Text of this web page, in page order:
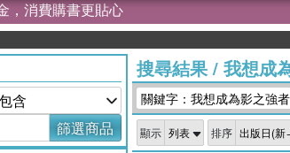
，消費購書更貼心
篩選商品
搜尋結果/ 我想成
關鍵字：我想成為影之強者
顯示 排序